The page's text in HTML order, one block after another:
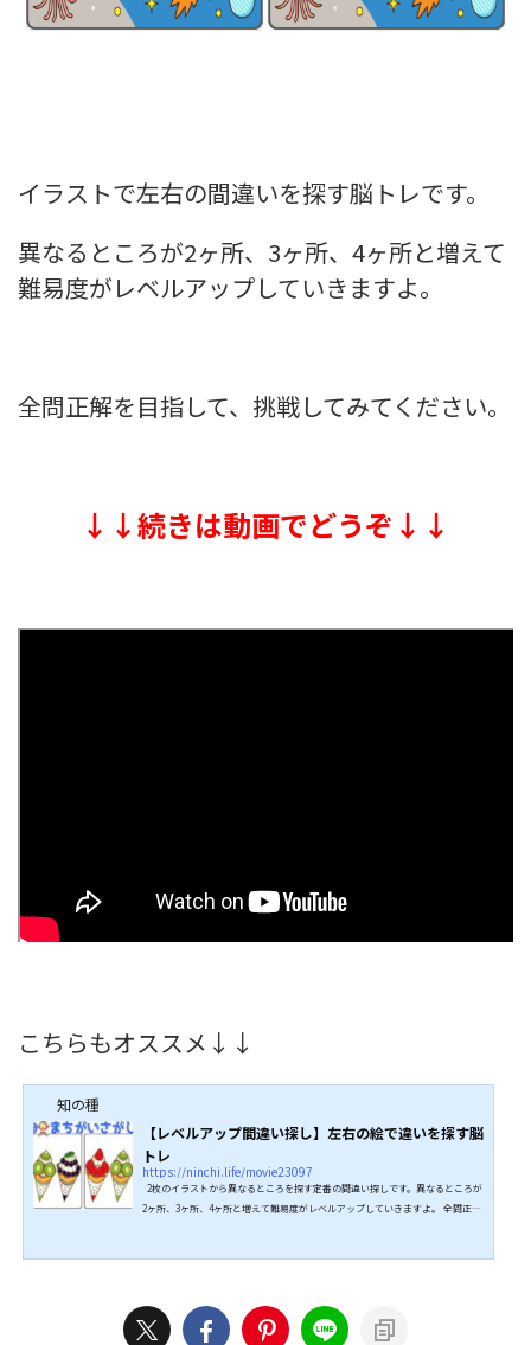
イラストで左右の間違いを探す脳トレです。
異なるところが2ヶ所、3ヶ所、4ヶ所と増えて
難易度がレベルアップしていきますよ。
全問正解を目指して、挑戦してみてください。
↓↓続きは動画でどうぞ↓↓
こちらもオススメ↓↓
知の種
【レベルアップ間違い探し】左右の絵で違いを探す脳
トレ
https://ninchi.life/movie23097
2枚のイラストから異なるところを探す定番の間違い探しです。異なるところが
2ヶ所、3ヶ所、4ヶ所と増えて難易度がレベルアップしていきますよ。 全問正解